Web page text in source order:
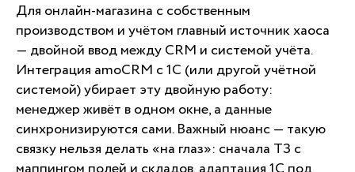
Для онлайн-магазина с собственным
производством и учётом главный источник хаоса
— двойной ввод между CRM и системой учёта.
Интеграция amoCRM с 1С (или другой учётной
системой) убирает эту двойную работу:
менеджер живёт в одном окне, а данные
синхронизируются сами. Важный нюанс — такую
связку нельзя делать «на глаз»: сначала ТЗ с